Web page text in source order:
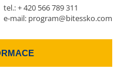
tel.:+ 420 566 789 311
e-mail: program@bitessko.com